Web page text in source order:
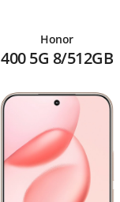
Honor
400 5G 8/512GB